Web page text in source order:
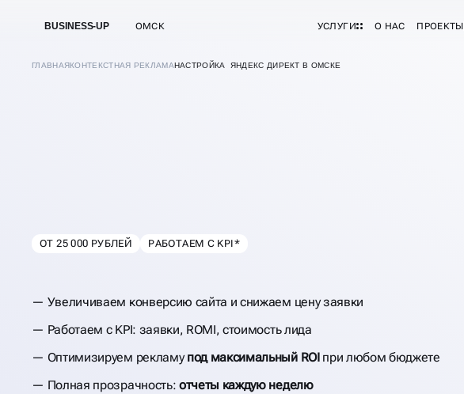
BUSINESS-UP ОМСК УСЛУГИ О НАС ПРОЕКТЫ
ГЛАВНАЯКОНТЕКСТНАЯ РЕКЛАМАНАСТРОЙКА ЯНДЕКС ДИРЕКТ В ОМСКЕ
ЯНДЕКС ДИРЕКТ
ОТ 25 000 РУБЛЕЙ РАБОТАЕМ С KPI*
Увеличиваем конверсию сайта и снижаем цену заявки
Работаем с KPI: заявки, ROMI, стоимость лида
Оптимизируем рекламупод максимальный ROIпри любом бюджете
Полная прозрачность: отчеты каждую неделю